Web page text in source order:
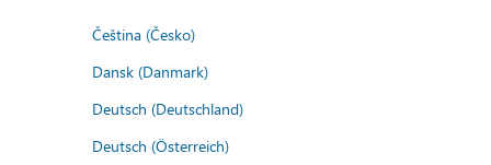
Čeština (Česko)
Dansk (Danmark)
Deutsch (Deutschland)
Deutsch (Österreich)